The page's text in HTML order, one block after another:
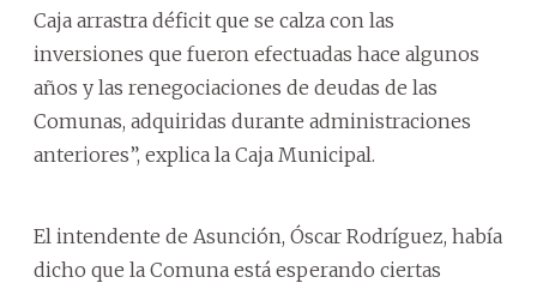
Caja arrastra déficit que se calza con las
inversiones que fueron efectuadas hace algunos
años y las renegociaciones de deudas de las
Comunas, adquiridas durante administraciones
anteriores”, explica la Caja Municipal.
El intendente de Asunción, Óscar Rodríguez, había
dicho que la Comuna está esperando ciertas